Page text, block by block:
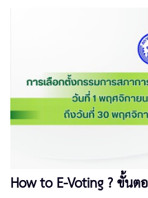
How to E-Voting ? ขั้นต